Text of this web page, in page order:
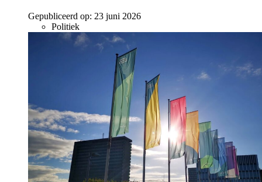
Gepubliceerd op: 23 juni 2026
Politiek